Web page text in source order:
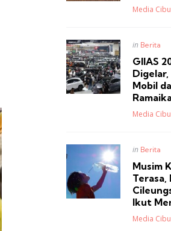
Posted
Media
Posted
in Berita
GIIAS
Mobil
Posted
Media
Posted
in Berita
Musim
Terasa,
Ikut
Posted
Media